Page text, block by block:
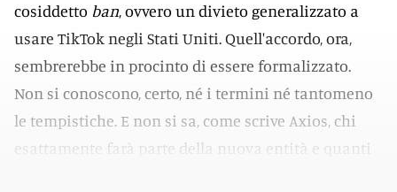
cosiddetto ban, ovvero un divieto generalizzato a
usare TikTok negli Stati Uniti. Quell'accordo, ora,
sembrerebbe in procinto di essere formalizzato.
Non si conoscono, certo, né i termini né tantomeno
le tempistiche. E non si sa, come scrive Axios, chi
esattamente farà parte della nuova entità e quanti